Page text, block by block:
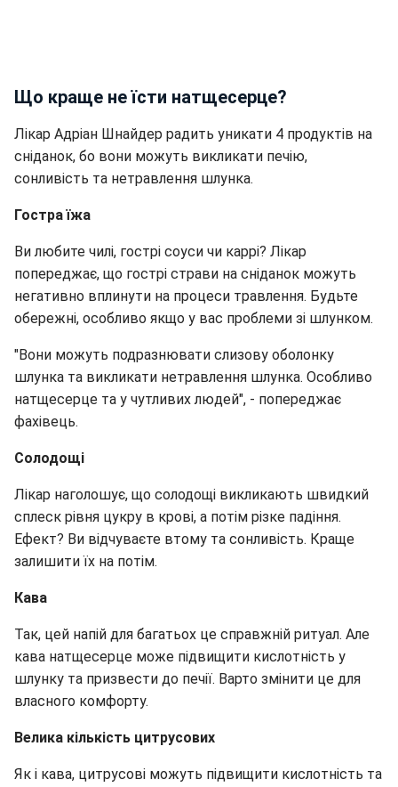
Що краще не їсти натщесерце?
Лікар Адріан Шнайдер радить уникати 4 продуктів на
сніданок, бо вони можуть викликати печію,
сонливість та нетравлення шлунка.
Гостра їжа
Ви любите чилі, гострі соуси чи каррі? Лікар
попереджає, що гострі страви на сніданок можуть
негативно вплинути на процеси травлення. Будьте
обережні, особливо якщо у вас проблеми зі шлунком.
"Вони можуть подразнювати слизову оболонку
шлунка та викликати нетравлення шлунка. Особливо
натщесерце та у чутливих людей", - попереджає
фахівець.
Солодощі
Лікар наголошує, що солодощі викликають швидкий
сплеск рівня цукру в крові, а потім різке падіння.
Ефект? Ви відчуваєте втому та сонливість. Краще
залишити їх на потім.
Кава
Так, цей напій для багатьох це справжній ритуал. Але
кава натщесерце може підвищити кислотність у
шлунку та призвести до печії. Варто змінити це для
власного комфорту.
Велика кількість цитрусових
Як і кава, цитрусові можуть підвищити кислотність та